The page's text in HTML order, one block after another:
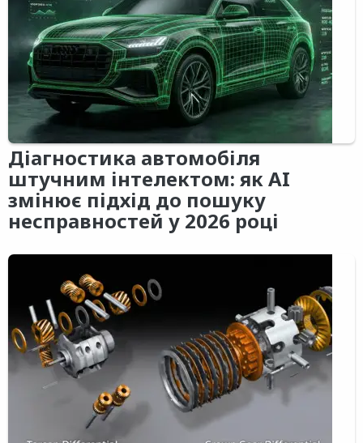
Діагностика автомобіля
штучним інтелектом: як AI
змінює підхід до пошуку
несправностей у 2026 році